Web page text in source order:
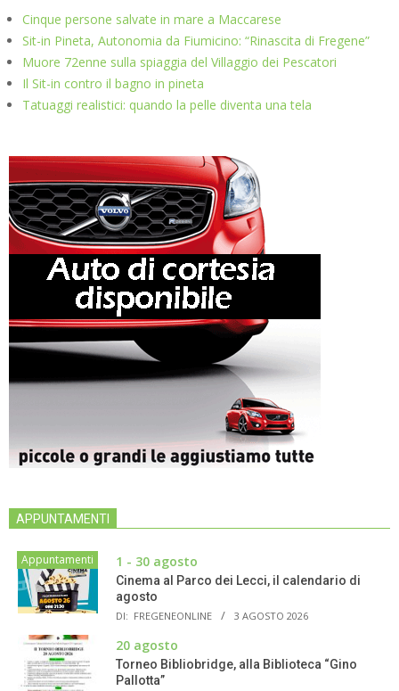
Cinque persone salvate in mare a Maccarese
Sit-in Pineta, Autonomia da Fiumicino: “Rinascita di Fregene”
Muore 72enne sulla spiaggia del Villaggio dei Pescatori
Il Sit-in contro il bagno in pineta
Tatuaggi realistici: quando la pelle diventa una tela
APPUNTAMENTI
Appuntamenti 1 - 30 agosto
Cinema al Parco dei Lecci, il calendario di
agosto
DI: FREGENEONLINE 3 AGOSTO 2026
20 agosto
Torneo Bibliobridge, alla Biblioteca “Gino
Pallotta”